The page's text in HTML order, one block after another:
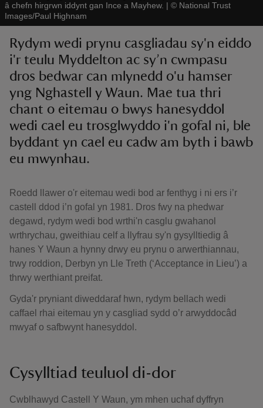
do
â chefn hirgrwn iddynt gan Ince a Mayhew. | © National Trust
Images/Paul Highnam
Rydym wedi prynu casgliadau sy'n eiddo
i'r teulu Myddelton ac sy’n cwmpasu
dros bedwar can mlynedd o'u hamser
yng Nghastell y Waun. Mae tua thri
chant o eitemau o bwys hanesyddol
wedi cael eu trosglwyddo i'n gofal ni, ble
byddant yn cael eu cadw am byth i bawb
eu mwynhau.
Roedd llawer o'r eitemau wedi bod ar fenthyg i ni ers i’r
castell ddod i’n gofal yn 1981. Dros fwy na phedwar
degawd, rydym wedi bod wrthi'n casglu gwahanol
wrthrychau, gweithiau celf a llyfrau sy'n gysylltiedig â
hanes Y Waun a hynny drwy eu prynu o arwerthiannau,
trwy roddion, Derbyn yn Lle Treth (‘Acceptance in Lieu’) a
thrwy werthiant preifat.
Gyda'r pryniant diweddaraf hwn, rydym bellach wedi
caffael rhai eitemau yn y casgliad sydd o’r arwyddocâd
mwyaf o safbwynt hanesyddol.
Cysylltiad teuluol di-dor
Cwblhawyd Castell Y Waun, ym mhen uchaf dyffryn